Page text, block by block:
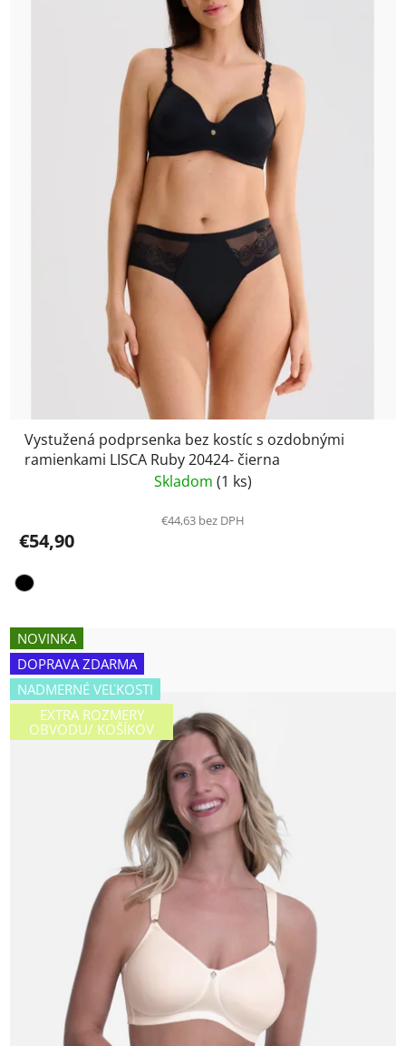
Vystužená podprsenka bez kostíc s ozdobnými
ramienkami LISCA Ruby 20424- čierna
Skladom (1 ks)
€44,63 bez DPH
€54,90
NOVINKA
DOPRAVA ZDARMA
NADMERNÉ VEĽKOSTI
EXTRA ROZMERY
OBVODU/ KOŠÍKOV